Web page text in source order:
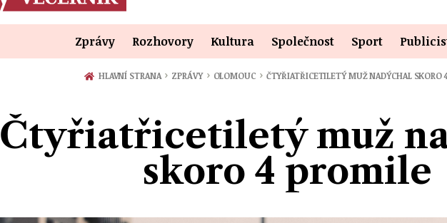
Zprávy Rozhovory Kultura Společnost Sport
HLAVNÍ STRANA › ZPRÁVY › OLOMOUC › ČTYŘIATŘICETILETÝ MUŽ NADÝCHAL SKORO
Čtyřiatřicetiletý muž
skoro 4 promile